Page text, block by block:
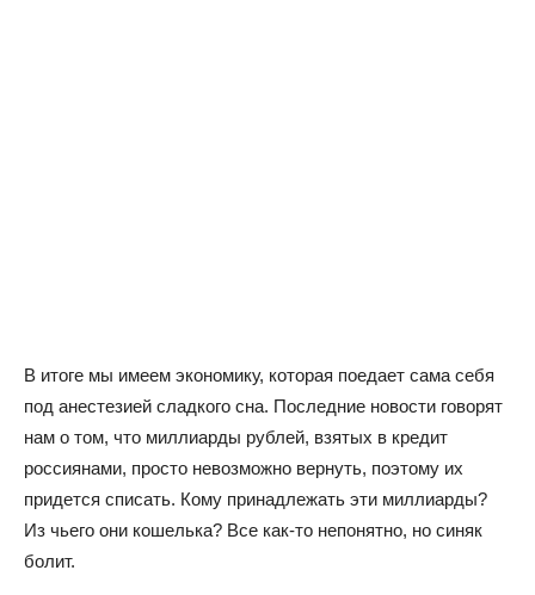
В итоге мы имеем экономику, которая поедает сама себя
под анестезией сладкого сна. Последние новости говорят
нам о том, что миллиарды рублей, взятых в кредит
россиянами, просто невозможно вернуть, поэтому их
придется списать. Кому принадлежать эти миллиарды?
Из чьего они кошелька? Все как-то непонятно, но синяк
болит.